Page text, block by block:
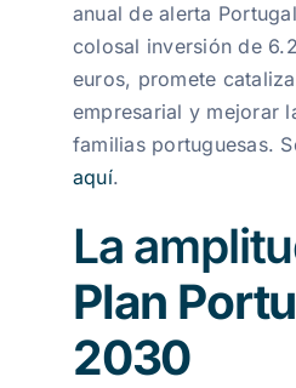
anual de alerta
colosal inversión de
euros, promete
empresarial y mejorar
familias portuguesas.
aquí.
La
Plan
2030